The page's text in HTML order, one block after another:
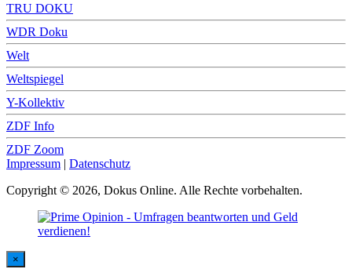
TRU DOKU
WDR Doku
Welt
Weltspiegel
Y-Kollektiv
ZDF Info
ZDF Zoom
Impressum | Datenschutz
Copyright © 2026, Dokus Online. Alle Rechte vorbehalten.
×